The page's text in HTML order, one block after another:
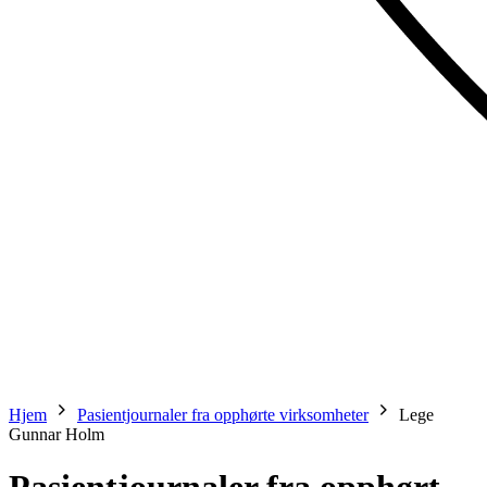
Hjem Pasientjournaler fra opphørte virksomheter
Lege
Gunnar Holm